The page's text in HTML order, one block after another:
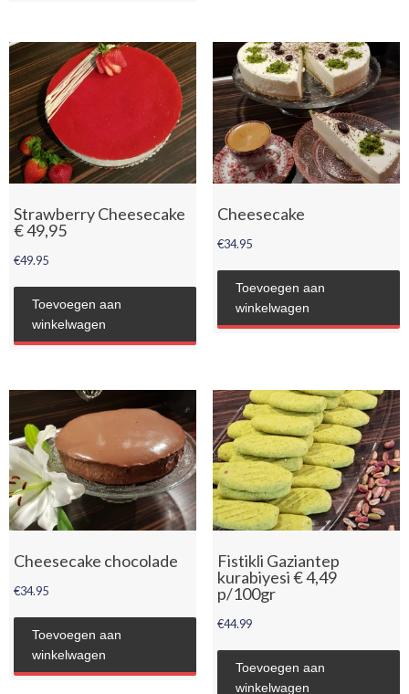
Strawberry Cheesecake
€ 49,95
€49.95
Toevoegen aan
winkelwagen
Cheesecake
€34.95
Toevoegen aan
winkelwagen
Cheesecake chocolade
€34.95
Toevoegen aan
winkelwagen
Fistikli Gaziantep
kurabiyesi € 4,49
p/100gr
€44.99
Toevoegen aan
winkelwagen